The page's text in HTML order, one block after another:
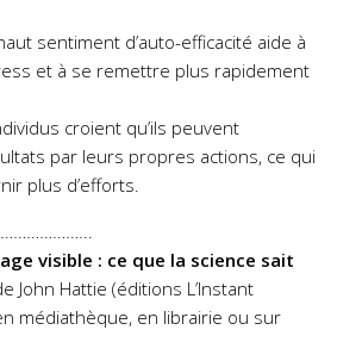
sentiment d’auto-efficacité aide à
et à se remettre plus rapidement
croient qu’ils peuvent
par leurs propres actions, ce qui
plus d’efforts.
visible : ce que la science sait
John Hattie (éditions L’Instant
médiathèque, en librairie ou sur